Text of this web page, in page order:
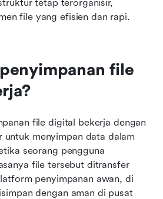
tetap terorganisir,
file yang efisien dan rapi.
file
file digital bekerja dengan
untuk menyimpan data dalam
seorang pengguna
file tersebut ditransfer
penyimpanan awan, di
dengan aman di pusat